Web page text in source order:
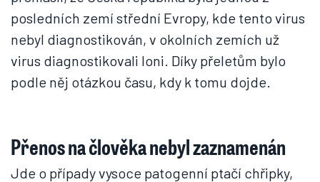
posledních zemí střední Evropy, kde tento virus
nebyl diagnostikován, v okolních zemích už
virus diagnostikovali loni. Díky přeletům bylo
podle něj otázkou času, kdy k tomu dojde.
Přenos na člověka nebyl zaznamenán
Jde o případy vysoce patogenní ptačí chřipky,